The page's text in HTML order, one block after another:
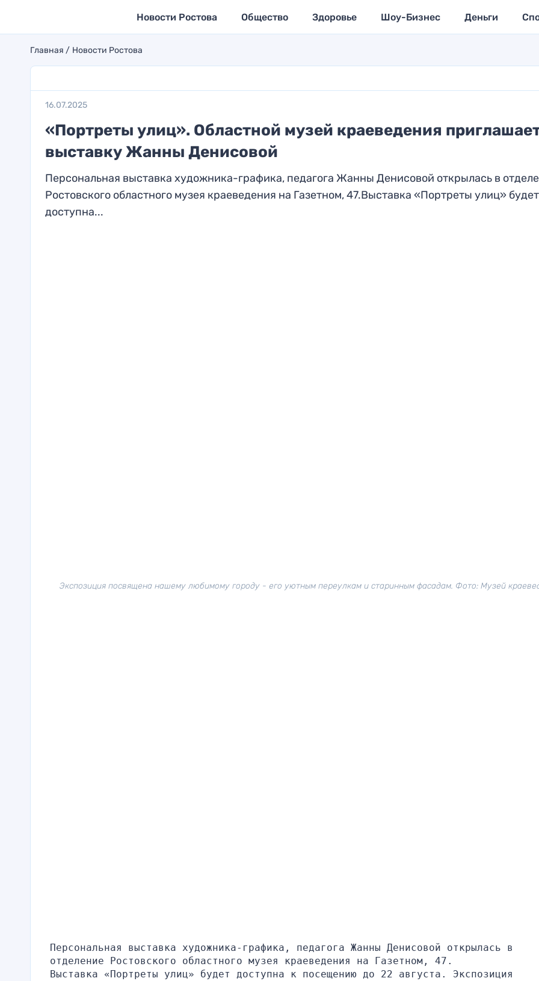
Новости Ростова Общество Здоровье Шоу-Бизнес Деньги
Главная Новости Ростова
16.07.2025
«Портреты улиц». Областной музей краеведения
выставку Жанны Денисовой
Персональная выставка художника-графика, педагога Жанны Денисовой открылась в
Ростовского областного музея краеведения на Газетном, 47.Выставка «Портреты улиц» будет
доступна...
Экспозиция посвящена нашему любимому городу - его уютным переулкам и старинным фасадам. Фото: Музей
Персональная выставка художника-графика, педагога Жанны Денисовой открылась в
отделение Ростовского областного музея краеведения на Газетном, 47.
Выставка «Портреты улиц» будет доступна к посещению до 22 августа. Экспозиция